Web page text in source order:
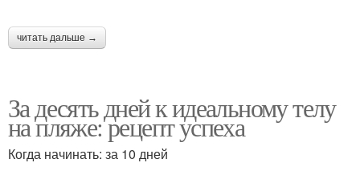
читать дальше →
За десять дней к идеальному телу
на пляже: рецепт успеха
Когда начинать: за 10 дней